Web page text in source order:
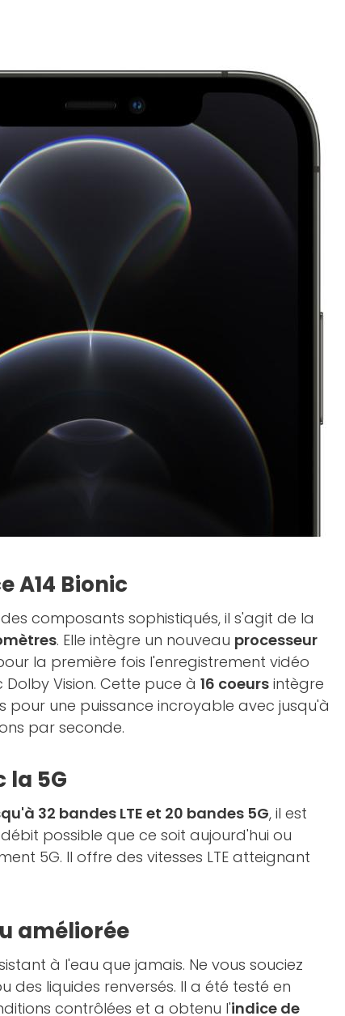
A14 Bionic
des composants sophistiqués, il s'agit de la
. Elle intègre un nouveau processeur
la première fois l'enregistrement vidéo
Dolby Vision. Cette puce à 16 coeurs intègre
pour une puissance incroyable avec jusqu'à
par seconde.
la 5G
32 bandes LTE et 20 bandes 5G, il est
possible que ce soit aujourd'hui ou
5G. Il offre des vitesses LTE atteignant
améliorée
à l'eau que jamais. Ne vous souciez
des liquides renversés. Il a été testé en
contrôlées et a obtenu l'indice de